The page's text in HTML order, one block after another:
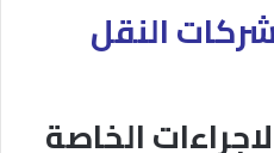
النقل
الخاصة